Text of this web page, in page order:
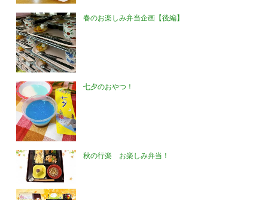
春のお楽しみ弁当企画【後編】
七夕のおやつ！
秋の行楽 お楽しみ弁当！